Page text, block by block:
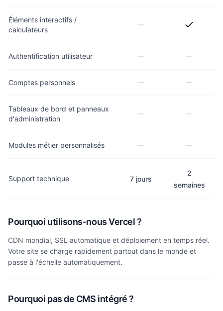
Éléments interactifs /
calculateurs
Authentification utilisateur
Comptes personnels
Tableaux de bord et panneaux
d'administration
Modules métier personnalisés
Support technique 7 jours
2
semaines
Pourquoi utilisons-nous Vercel ?
CDN mondial, SSL automatique et déploiement en temps réel.
Votre site se charge rapidement partout dans le monde et
passe à l'échelle automatiquement.
Pourquoi pas de CMS intégré ?